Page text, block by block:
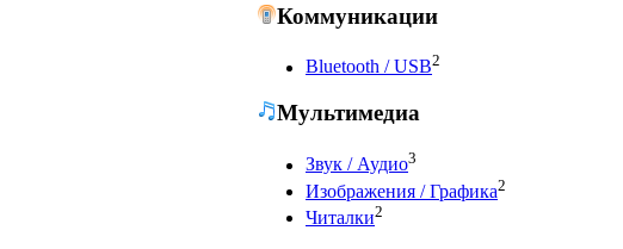
Коммуникации
Bluetooth / USB2
Мультимедиа
Звук / Аудио3
Изображения / Графика2
Читалки2